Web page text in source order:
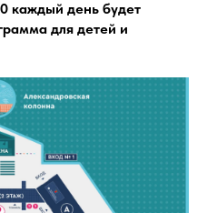
каждый день будет
для детей и